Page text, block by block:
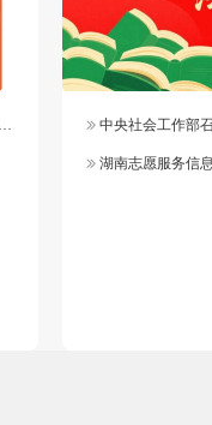
中央社会工作部
湖南志愿服务信